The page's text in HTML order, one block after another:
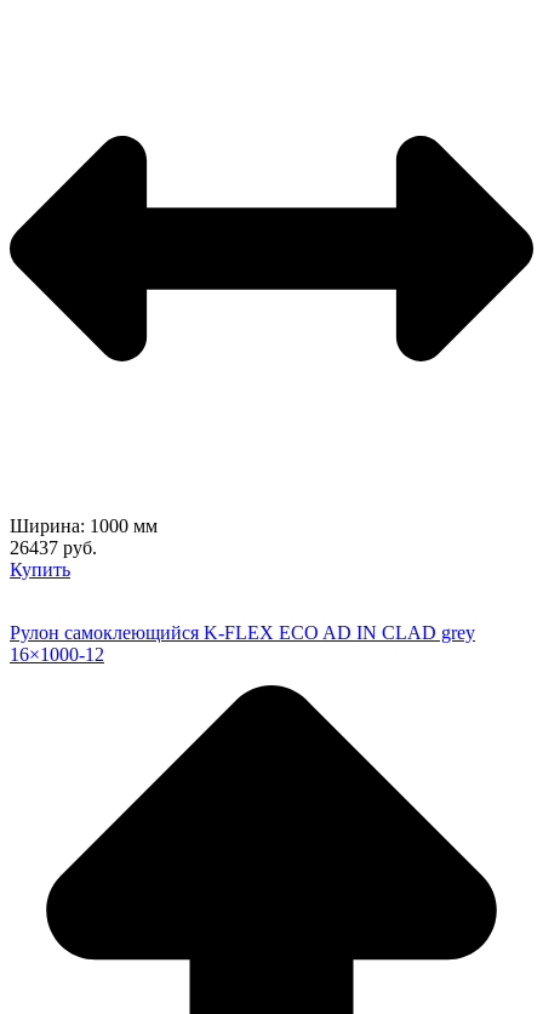
Ширина: 1000 мм
26437 руб.
Купить
Рулон самоклеющийся K-FLEX ECO AD IN CLAD grey
16×1000-12